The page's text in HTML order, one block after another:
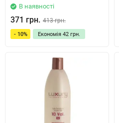
В наявності
371 грн. 413 грн.
- 10% Економія 42 грн.